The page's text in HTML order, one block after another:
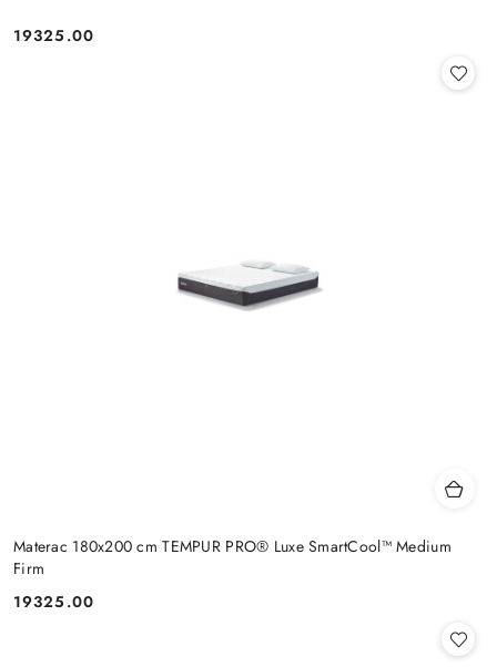
Cena:
19325.00
Materac 180x200 cm TEMPUR PRO® Luxe SmartCool™ Medium
Firm
Cena:
19325.00